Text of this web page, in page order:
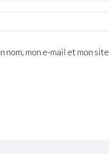
nom, mon e-mail et mon